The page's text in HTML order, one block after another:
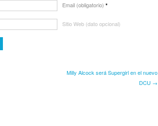
Email (obligatorio) *
Sitio Web (dato opcional)
Milly Alcock será Supergirl en el nuevo
DCU →